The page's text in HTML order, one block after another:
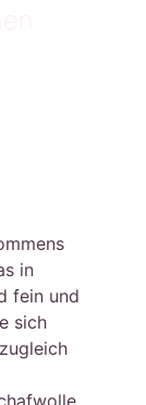
in
fein und
sich